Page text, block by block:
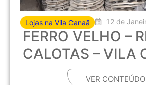
Lojas na Vila Canaã 12 de
FERRO VELHO –
CALOTAS – VILA
VER CONTEÚDO